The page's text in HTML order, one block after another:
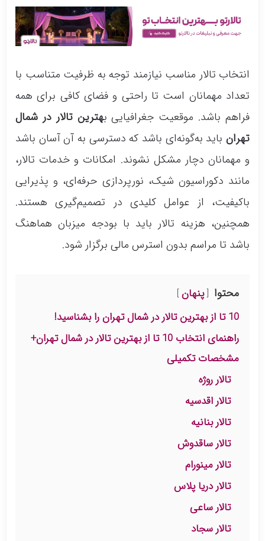
تالار ایساتیس پالاس (پاسداران)
انتخاب تالار مناسب نیازمند توجه به ظرفیت متناسب با
تعداد مهمانان است تا راحتی و فضای کافی برای همه
فراهم باشد. موقعیت جغرافیایی بهترین تالار در شمال
تهران باید به‌گونه‌ای باشد که دسترسی به آن آسان باشد
و مهمانان دچار مشکل نشوند. امکانات و خدمات تالار،
مانند دکوراسیون شیک، نورپردازی حرفه‌ای، و پذیرایی
باکیفیت، از عوامل کلیدی در تصمیم‌گیری هستند.
همچنین، هزینه تالار باید با بودجه میزبان هماهنگ
باشد تا مراسم بدون استرس مالی برگزار شود.
محتوا
پنهان
10 تا از بهترین تالار در شمال تهران را بشناسید!
راهنمای انتخاب 10 تا از بهترین تالار در شمال تهران+
مشخصات تکمیلی
تالار روژه
تالار اقدسیه
تالار بنانیه
تالار ساقدوش
تالار مینورام
تالار دریا پلاس
تالار ساعی
تالار سجاد